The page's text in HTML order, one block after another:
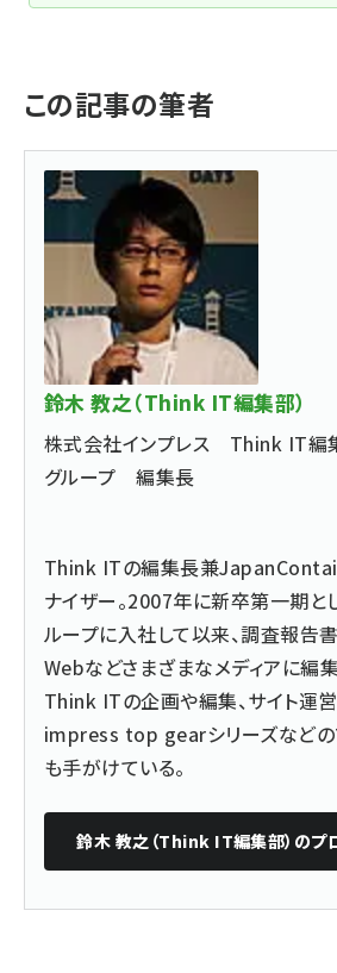
この記事の筆者
鈴木 教之（Think IT編集部）
株式会社インプレス Think IT編
グループ 編集長
Think ITの編集長兼
ナイザー。2007年に新卒第一期と
ループに入社して以来、調査報告
Webなどさまざまなメディアに編
Think ITの企画や編集、サイト運
impress top gearシリーズなど
も手がけている。
鈴木 教之（Think IT編集部） のプ